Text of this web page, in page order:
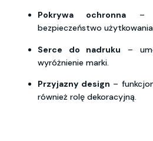
Pokrywa ochronna –
bezpieczeństwo
Serce do nadruku –
wyróżnienie marki.
Przyjazny design –
również rolę dekoracyjną.